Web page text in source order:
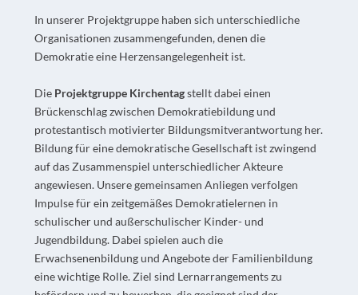
In unserer Projektgruppe haben sich unterschiedliche
Organisationen zusammengefunden, denen die
Demokratie eine Herzensangelegenheit ist.
Die Projektgruppe Kirchentagstellt dabei einen
Brückenschlag zwischen Demokratiebildung und
protestantisch motivierter Bildungsmitverantwortung her.
Bildung für eine demokratische Gesellschaft ist zwingend
auf das Zusammenspiel unterschiedlicher Akteure
angewiesen. Unsere gemeinsamen Anliegen verfolgen
Impulse für ein zeitgemäßes Demokratielernen in
schulischer und außerschulischer Kinder- und
Jugendbildung. Dabei spielen auch die
Erwachsenenbildung und Angebote der Familienbildung
eine wichtige Rolle. Ziel sind Lernarrangements zu